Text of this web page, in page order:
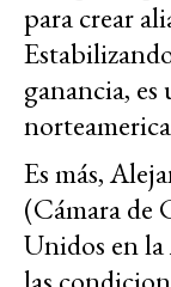
para crear
ganancia,
Es más,
(Cámara de
Unidos en